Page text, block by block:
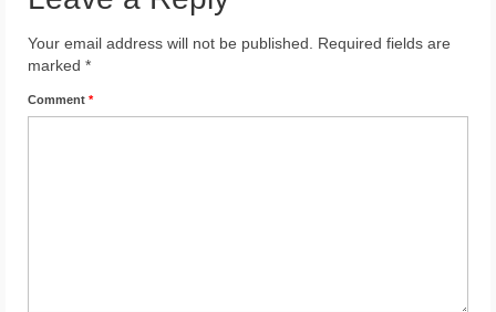
Indonēzija
Your email address will not be published.
Required fields are
marked *
Comment *